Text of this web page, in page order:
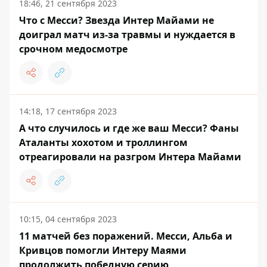
18:46, 21 сентября 2023
Что с Месси? Звезда Интер Майами не
доиграл матч из-за травмы и нуждается в
срочном медосмотре
14:18, 17 сентября 2023
А что случилось и где же ваш Месси? Фаны
Аталанты хохотом и троллингом
отреагировали на разгром Интера Майами
10:15, 04 сентября 2023
11 матчей без поражений. Месси, Альба и
Кривцов помогли Интеру Маями
продолжить победную серию